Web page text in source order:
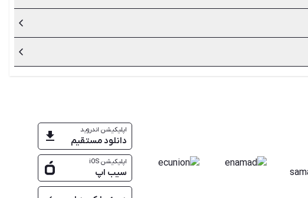
را از نزدیک و با دقت بررسی کنید تا بتوانید بهترین انتخاب را
دوچرخه‌های نو را بررسی کنید تا بتوانید قیمت نمونه‌های کارکرده را
اپلیکیشن اندروید
دانلود مستقیم
اپلیکیشن iOS
سیب اپ